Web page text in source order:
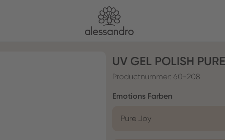
UV GEL POLISH
Productnummer: 60-208
Selecteer
Emotions Farben
Pure Joy